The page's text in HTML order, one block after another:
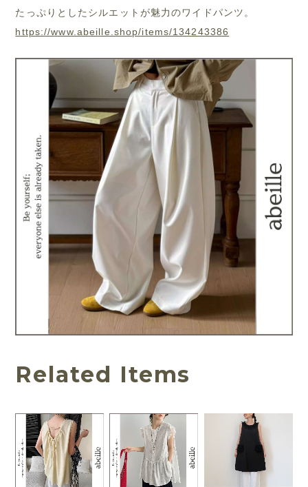
たっぷりとしたシルエットが魅力のワイドパンツ。
https://www.abeille.shop/items/134243386
Related Items